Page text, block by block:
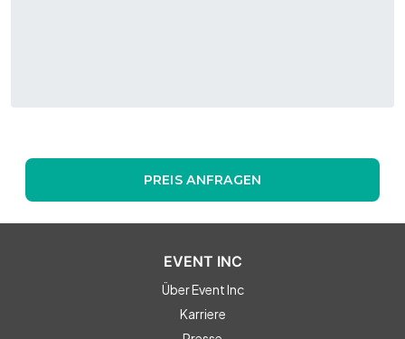
PREIS ANFRAGEN
EVENT INC
Über Event Inc
Karriere